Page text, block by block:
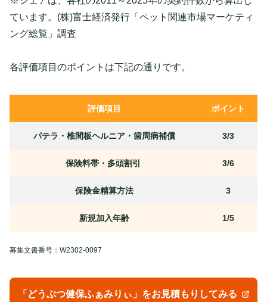
ています。(株)富士経済発行「ペット関連市場マーケティ
ング総覧」調査
各評価項目のポイントは下記の通りです。
評価項目 ポイント
パテラ・椎間板ヘルニア・歯周病補償 3/3
保険料帯・多頭割引 3/6
保険金精算方法 3
新規加入年齢 1/5
募集文書番号：W2302-0097
「どうぶつ健保ふぁみりぃ」をお見積もりしてみる